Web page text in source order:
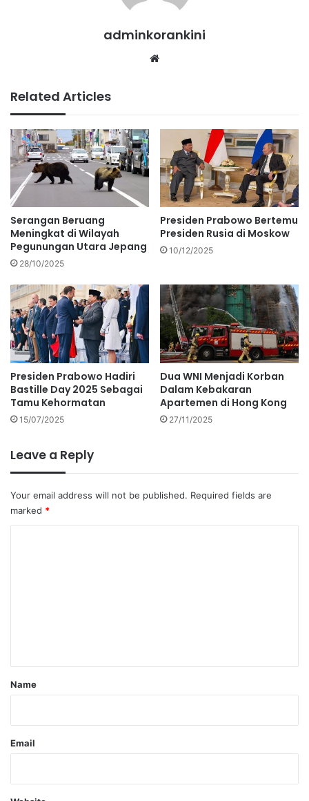
adminkorankini
Related Articles
Serangan Beruang
Meningkat di Wilayah
Pegunungan Utara Jepang
28/10/2025
Presiden Prabowo Bertemu
Presiden Rusia di Moskow
10/12/2025
Presiden Prabowo Hadiri
Bastille Day 2025 Sebagai
Tamu Kehormatan
15/07/2025
Dua WNI Menjadi Korban
Dalam Kebakaran
Apartemen di Hong Kong
27/11/2025
Leave a Reply
Your email address will not be published. Required fields are
marked *
*
Name
Email